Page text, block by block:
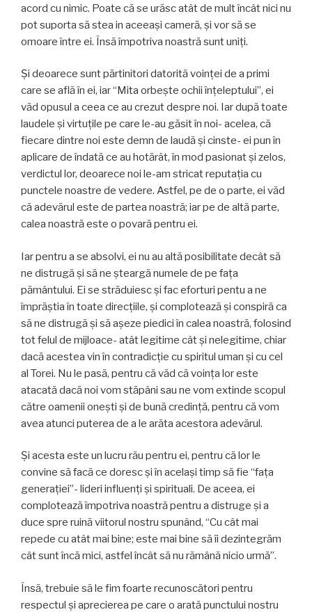
acord cu nimic. Poate că se urăsc atât de mult încât nici nu
pot suporta să stea in aceeaşi cameră, şi vor să se
omoare între ei. Însă împotriva noastră sunt uniţi.
Şi deoarece sunt părtinitori datorită voinţei de a primi
care se află în ei, iar “Mita orbeşte ochii înţeleptului”, ei
văd opusul a ceea ce au crezut despre noi. Iar după toate
laudele şi virtuţile pe care le-au găsit în noi- acelea, că
fiecare dintre noi este demn de laudă şi cinste- ei pun în
aplicare de îndată ce au hotărât, în mod pasionat şi zelos,
verdictul lor, deoarece noi le-am stricat reputaţia cu
punctele noastre de vedere. Astfel, pe de o parte, ei văd
că adevărul este de partea noastră; iar pe de altă parte,
calea noastră este o povară pentru ei.
Iar pentru a se absolvi, ei nu au altă posibilitate decât să
ne distrugă şi să ne şteargă numele de pe faţa
pământului. Ei se străduiesc şi fac eforturi pentu a ne
împrăştia în toate direcţiile, şi complotează şi conspiră ca
să ne distrugă şi să aşeze piedici în calea noastră, folosind
tot felul de mijloace- atât legitime cât şi nelegitime, chiar
dacă acestea vin în contradicţie cu spiritul uman şi cu cel
al Torei. Nu le pasă, pentru că văd că voinţa lor este
atacată dacă noi vom stăpâni sau ne vom extinde scopul
către oamenii oneşti şi de bună credinţă, pentru că vom
avea atunci puterea de a le arăta acestora adevărul.
Şi acesta este un lucru rău pentru ei, pentru că lor le
convine să facă ce doresc şi în acelaşi timp să fie “faţa
generaţiei”- lideri influenţi şi spirituali. De aceea, ei
complotează împotriva noastră pentru a distruge şi a
duce spre ruină viitorul nostru spunând, “Cu cât mai
repede cu atât mai bine; este mai bine să îi dezintegrăm
cât sunt încă mici, astfel încât să nu rămână nicio urmă”.
Însă, trebuie să le fim foarte recunoscători pentru
respectul şi aprecierea pe care o arată punctului nostru